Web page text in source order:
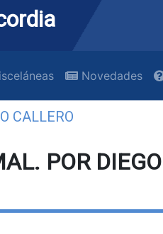
Novedades
CALLERO
POR DIEGO